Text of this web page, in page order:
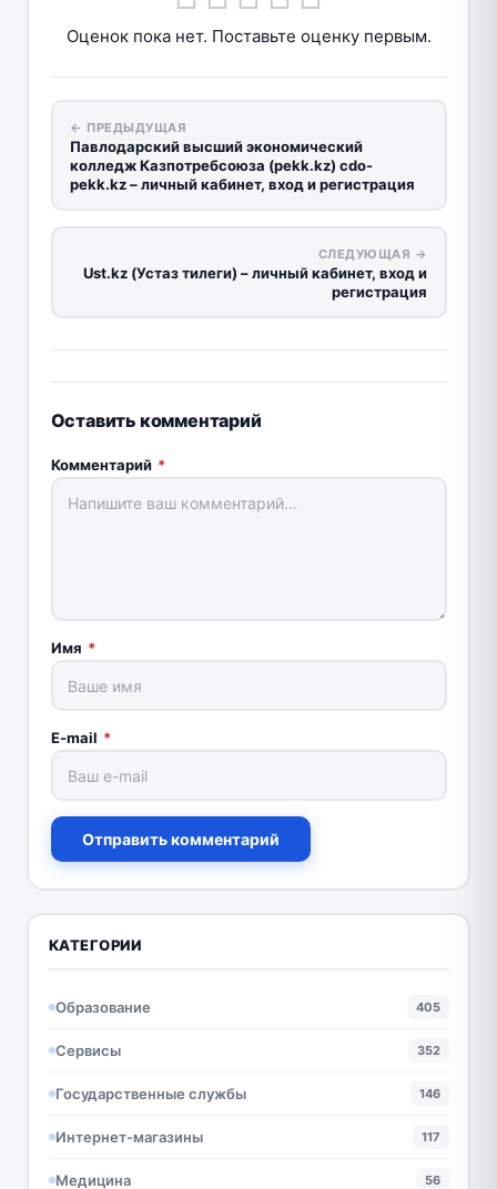
Оценок пока нет. Поставьте оценку первым.
← ПРЕДЫДУЩАЯ
Павлодарский высший экономический
колледж Казпотребсоюза (pekk.kz) cdo-
pekk.kz – личный кабинет, вход и регистрация
СЛЕДУЮЩАЯ →
Ust.kz (Устаз тилеги) – личный кабинет, вход и
регистрация
Оставить комментарий
Комментарий *
Имя *
E-mail *
Отправить комментарий
КАТЕГОРИИ
Образование 405
Сервисы 352
Государственные службы 146
Интернет-магазины 117
Медицина 56